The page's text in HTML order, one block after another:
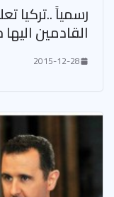
رسمياً ..تركيا
القادمين
2015-12-28